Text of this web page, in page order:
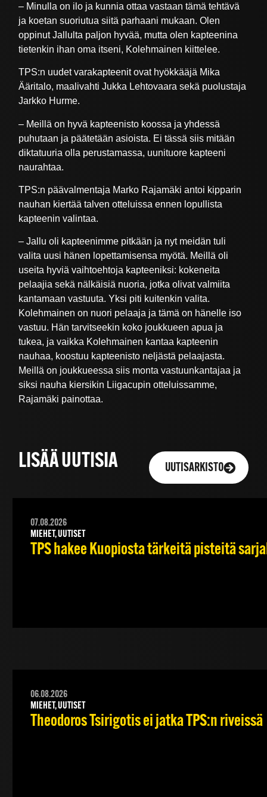
– Minulla on ilo ja kunnia ottaa vastaan tämä tehtävä
ja koetan suoriutua siitä parhaani mukaan. Olen
oppinut Jallulta paljon hyvää, mutta olen kapteenina
tietenkin ihan oma itseni, Kolehmainen kiittelee.
TPS:n uudet varakapteenit ovat hyökkääjä Mika
Ääritalo, maalivahti Jukka Lehtovaara sekä puolustaja
Jarkko Hurme.
– Meillä on hyvä kapteenisto koossa ja yhdessä
puhutaan ja päätetään asioista. Ei tässä siis mitään
diktatuuria olla perustamassa, uunituore kapteeni
naurahtaa.
TPS:n päävalmentaja Marko Rajamäki antoi kipparin
nauhan kiertää talven otteluissa ennen lopullista
kapteenin valintaa.
– Jallu oli kapteenimme pitkään ja nyt meidän tuli
valita uusi hänen lopettamisensa myötä. Meillä oli
useita hyviä vaihtoehtoja kapteeniksi: kokeneita
pelaajia sekä nälkäisiä nuoria, jotka olivat valmiita
kantamaan vastuuta. Yksi piti kuitenkin valita.
Kolehmainen on nuori pelaaja ja tämä on hänelle iso
vastuu. Hän tarvitseekin koko joukkueen apua ja
tukea, ja vaikka Kolehmainen kantaa kapteenin
nauhaa, koostuu kapteenisto neljästä pelaajasta.
Meillä on joukkueessa siis monta vastuunkantajaa ja
siksi nauha kiersikin Liigacupin otteluissamme,
Rajamäki painottaa.
LISÄÄ UUTISIA UUTISARKISTO
07.08.2026
MIEHET, UUTISET
TPS hakee Kuopiosta tärkeitä pisteitä
06.08.2026
MIEHET, UUTISET
Theodoros Tsirigotis ei jatka TPS:n riveissä